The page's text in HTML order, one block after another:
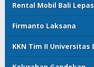
Rental Mobil Bali
Firmanto Laksana
KKN Tim II Universitas